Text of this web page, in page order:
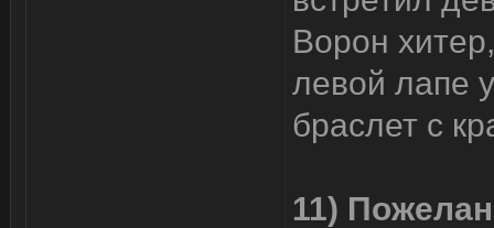
Ворон
левой лапе
браслет с
11)